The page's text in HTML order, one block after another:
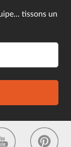
tissons un